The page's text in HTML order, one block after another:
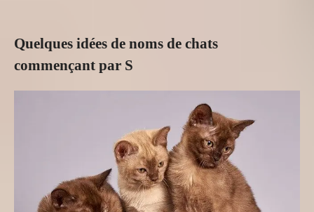
Quelques idées de noms de chats
commençant par S